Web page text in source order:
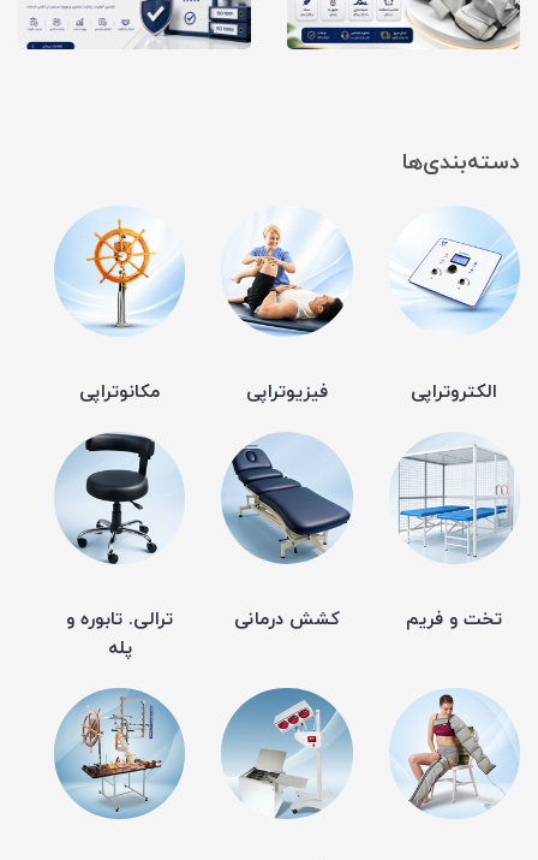
دسته‌بندی‌ها
الکتروتراپی فیزیوتراپی مکانوتراپی
تخت و فریم کشش درمانی
ترالی. تابوره و
پله